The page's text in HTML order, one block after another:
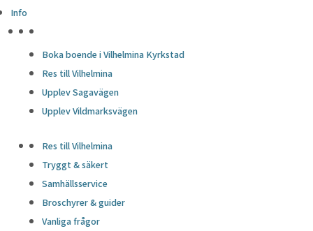
Info
Boka boende i Vilhelmina Kyrkstad
Res till Vilhelmina
Upplev Sagavägen
Upplev Vildmarksvägen
Res till Vilhelmina
Tryggt & säkert
Samhällsservice
Broschyrer & guider
Vanliga frågor